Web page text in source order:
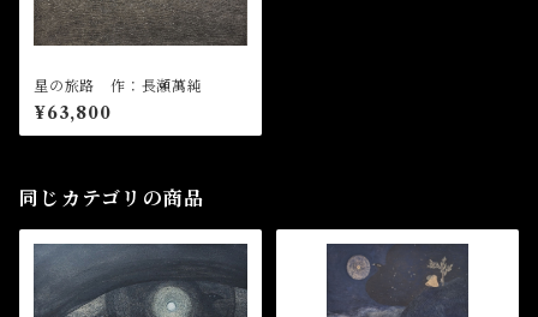
星の旅路 作：長瀬萬純
¥63,800
同じカテゴリの商品